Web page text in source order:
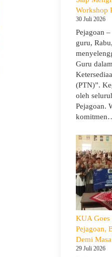
Workshop
30 Juli 2026
Pejagoan
guru,
Guru
(PTN)”.
oleh
Pejagoan.
KUA Goes
Pejagoan,
Demi
29 Juli 2026